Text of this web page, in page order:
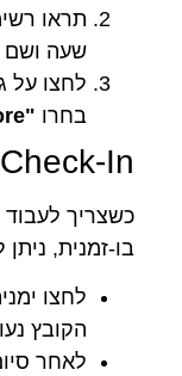
תראו
שעה
לחצו על
בחרו "Restore"
In
כשצריך לעבוד
בו-זמנית, ניתן
לחצו
הקובץ
לאחר